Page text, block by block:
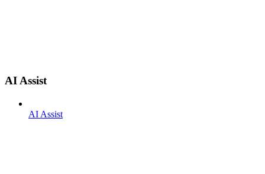
AI Assist
AI Assist